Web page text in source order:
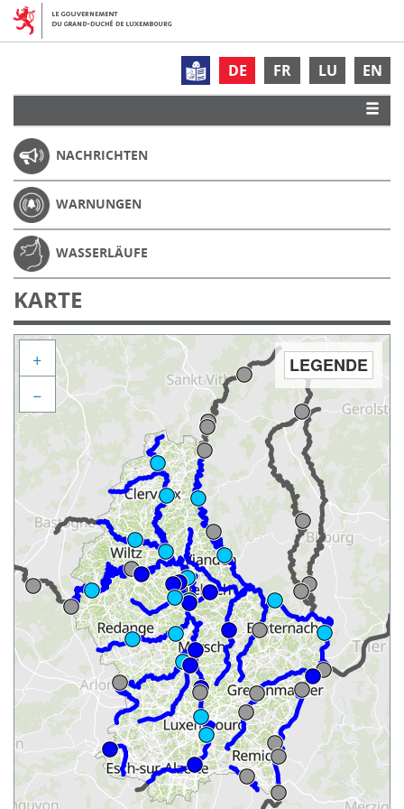
DE FR LU EN
NACHRICHTEN
WARNUNGEN
WASSERLÄUFE
KARTE
LEGENDE
+
−